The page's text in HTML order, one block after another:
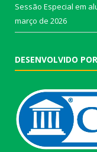
Sessão Especial em
março de 2026
DESENVOLVIDO